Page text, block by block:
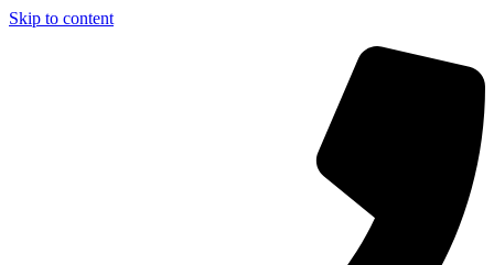
Skip to content